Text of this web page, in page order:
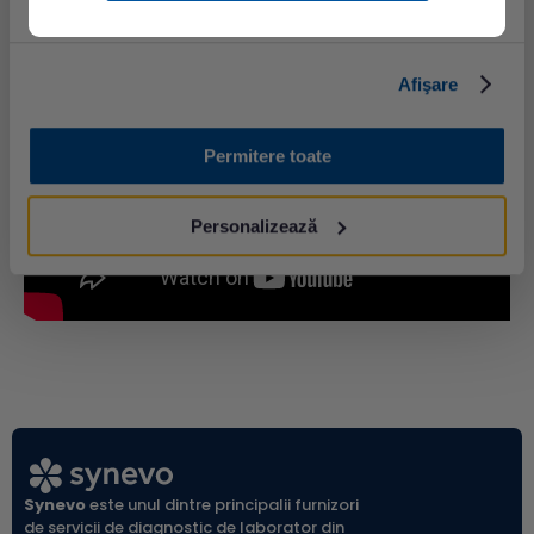
Afişare
Permitere toate
Personalizează
Synevoeste unul dintre principalii furnizori
de servicii de diagnostic de laborator din